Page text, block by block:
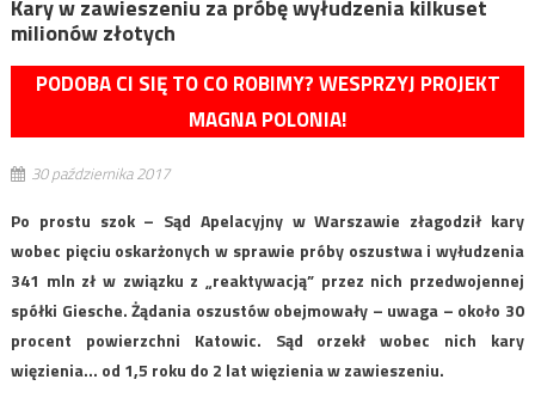
Kary w zawieszeniu za próbę wyłudzenia kilkuset
milionów złotych
PODOBA CI SIĘ TO CO ROBIMY? WESPRZYJ PROJEKT
MAGNA POLONIA!
30 października 2017
Po prostu szok – Sąd Apelacyjny w Warszawie złagodził kary
wobec pięciu oskarżonych w sprawie próby oszustwa i wyłudzenia
341 mln zł w związku z „reaktywacją” przez nich przedwojennej
spółki Giesche. Żądania oszustów obejmowały – uwaga – około 30
procent powierzchni Katowic. Sąd orzekł wobec nich kary
więzienia… od 1,5 roku do 2 lat więzienia w zawieszeniu.